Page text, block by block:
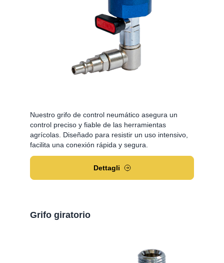
Nuestro grifo de control neumático asegura un
control preciso y fiable de las herramientas
agrícolas. Diseñado para resistir un uso intensivo,
facilita una conexión rápida y segura.
Dettagli
Grifo giratorio